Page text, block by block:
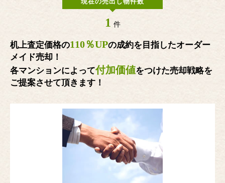
1 件
机上査定価格の110％UPの成約を目指したオーダー
メイド売却！
各マンションによって付加価値をつけた売却戦略を
ご提案させて頂きます！